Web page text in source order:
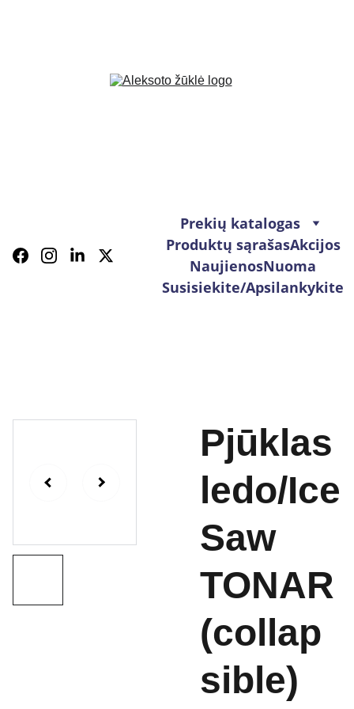
Prekių katalogas
Produktų sąrašasAkcijos
NaujienosNuoma
Susisiekite/Apsilankykite
Pjūklas
ledo/Ice
Saw
TONAR
(collap
sible)